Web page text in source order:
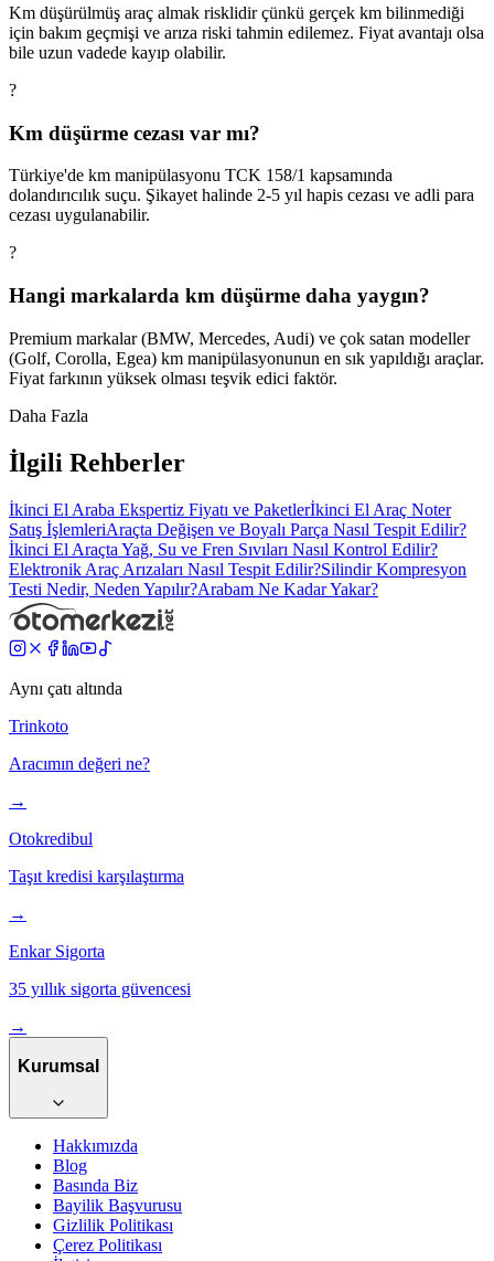
Km düşürülmüş araç almak risklidir çünkü gerçek km bilinmediği
için bakım geçmişi ve arıza riski tahmin edilemez. Fiyat avantajı olsa
bile uzun vadede kayıp olabilir.
?
Km düşürme cezası var mı?
Türkiye'de km manipülasyonu TCK 158/1 kapsamında
dolandırıcılık suçu. Şikayet halinde 2-5 yıl hapis cezası ve adli para
cezası uygulanabilir.
?
Hangi markalarda km düşürme daha yaygın?
Premium markalar (BMW, Mercedes, Audi) ve çok satan modeller
(Golf, Corolla, Egea) km manipülasyonunun en sık yapıldığı araçlar.
Fiyat farkının yüksek olması teşvik edici faktör.
Daha Fazla
İlgili Rehberler
İkinci El Araba Ekspertiz Fiyatı ve Paketlerİkinci El Araç Noter
Satış İşlemleriAraçta Değişen ve Boyalı Parça Nasıl Tespit Edilir?
İkinci El Araçta Yağ, Su ve Fren Sıvıları Nasıl Kontrol Edilir?
Elektronik Araç Arızaları Nasıl Tespit Edilir?Silindir Kompresyon
Testi Nedir, Neden Yapılır?Arabam Ne Kadar Yakar?
Aynı çatı altında
Trinkoto
Aracımın değeri ne?
→
Otokredibul
Taşıt kredisi karşılaştırma
→
Enkar Sigorta
35 yıllık sigorta güvencesi
→
Kurumsal
Hakkımızda
Blog
Basında Biz
Bayilik Başvurusu
Gizlilik Politikası
Çerez Politikası